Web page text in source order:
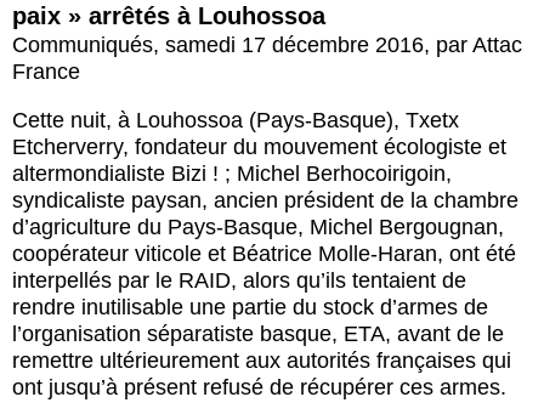
paix » arrêtés à Louhossoa
Communiqués, samedi 17 décembre 2016, par Attac
France
Cette nuit, à Louhossoa (Pays-Basque), Txetx
Etcherverry, fondateur du mouvement écologiste et
altermondialiste Bizi ! ; Michel Berhocoirigoin,
syndicaliste paysan, ancien président de la chambre
d’agriculture du Pays-Basque, Michel Bergougnan,
coopérateur viticole et Béatrice Molle-Haran, ont été
interpellés par le RAID, alors qu’ils tentaient de
rendre inutilisable une partie du stock d’armes de
l’organisation séparatiste basque, ETA, avant de le
remettre ultérieurement aux autorités françaises qui
ont jusqu’à présent refusé de récupérer ces armes.